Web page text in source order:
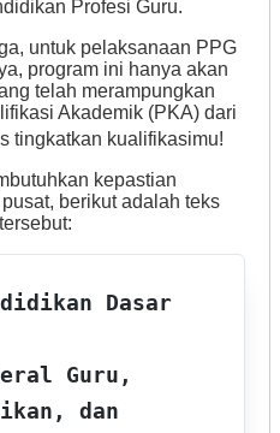
Profesi Guru.
untuk pelaksanaan PPG
program ini hanya akan
telah merampungkan
Akademik (PKA) dari
tingkatkan kualifikasimu!
kepastian
berikut adalah teks
Dasar
Guru,
dan